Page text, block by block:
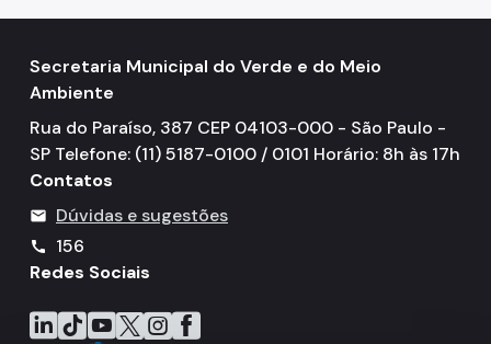
Legislação
Biblioteca
Secretaria Municipal do Verde e do Meio
Ambiente
Rua do Paraíso, 387 CEP 04103-000 - São Paulo -
SP Telefone: (11) 5187-0100 / 0101 Horário: 8h às 17h
Contatos
mail Dúvidas e sugestões
call
156
Redes Sociais
Icone do LinkedIn
Icone do TikTok
Icone do YouTube
Icone do X
Icone do Instagram
Icone do Facebook